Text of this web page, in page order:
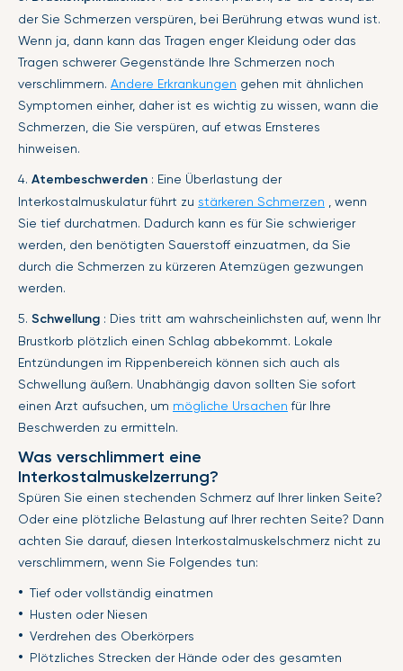
der Sie Schmerzen verspüren, bei Berührung etwas wund ist.
Wenn ja, dann kann das Tragen enger Kleidung oder das
Tragen schwerer Gegenstände Ihre Schmerzen noch
verschlimmern. Andere Erkrankungen gehen mit ähnlichen
Symptomen einher, daher ist es wichtig zu wissen, wann die
Schmerzen, die Sie verspüren, auf etwas Ernsteres
hinweisen.
4. Atembeschwerden : Eine Überlastung der
Interkostalmuskulatur führt zu stärkeren Schmerzen , wenn
Sie tief durchatmen. Dadurch kann es für Sie schwieriger
werden, den benötigten Sauerstoff einzuatmen, da Sie
durch die Schmerzen zu kürzeren Atemzügen gezwungen
werden.
5. Schwellung : Dies tritt am wahrscheinlichsten auf, wenn Ihr
Brustkorb plötzlich einen Schlag abbekommt. Lokale
Entzündungen im Rippenbereich können sich auch als
Schwellung äußern. Unabhängig davon sollten Sie sofort
einen Arzt aufsuchen, um mögliche Ursachen für Ihre
Beschwerden zu ermitteln.
Was verschlimmert eine
Interkostalmuskelzerrung?
Spüren Sie einen stechenden Schmerz auf Ihrer linken Seite?
Oder eine plötzliche Belastung auf Ihrer rechten Seite? Dann
achten Sie darauf, diesen Interkostalmuskelschmerz nicht zu
verschlimmern, wenn Sie Folgendes tun:
Tief oder vollständig einatmen
Husten oder Niesen
Verdrehen des Oberkörpers
Plötzliches Strecken der Hände oder des gesamten